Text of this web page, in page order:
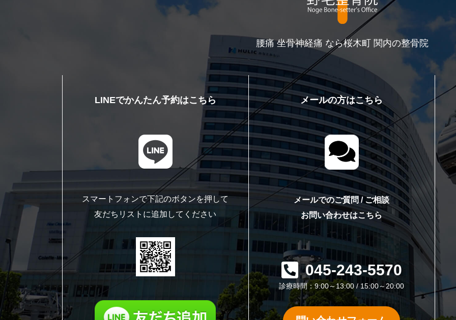
腰痛 坐骨神経痛 なら桜木町 関内の整骨院
LINEでかんたん予約はこちら
スマートフォンで下記のボタンを押して
友だちリストに追加してください
メールの方はこちら
メールでのご質問 / ご相談
お問い合わせはこちら
045-243-5570
診療時間：9:00～13:00 / 15:00～20:00